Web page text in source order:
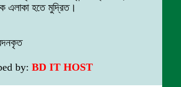
এলাকা হতে মুদ্রিত।
by: BD IT HOST